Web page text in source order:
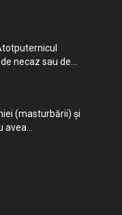
necaz sau de...
(masturbării) şi
avea...